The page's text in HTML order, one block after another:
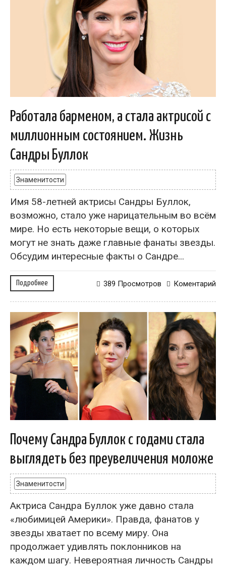
Работала барменом, а стала актрисой с
миллионным состоянием. Жизнь
Сандры Буллок
Знаменитости
Имя 58-летней актрисы Сандры Буллок,
возможно, стало уже нарицательным во всём
мире. Но есть некоторые вещи, о которых
могут не знать даже главные фанаты звезды.
Обсудим интересные факты о Сандре...
Подробнее Коментарий
389 Просмотров
Почему Сандра Буллок с годами стала
выглядеть без преувеличения моложе
Знаменитости
Актриса Сандра Буллок уже давно стала
«любимицей Америки». Правда, фанатов у
звезды хватает по всему миру. Она
продолжает удивлять поклонников на
каждом шагу. Невероятная личность Сандры